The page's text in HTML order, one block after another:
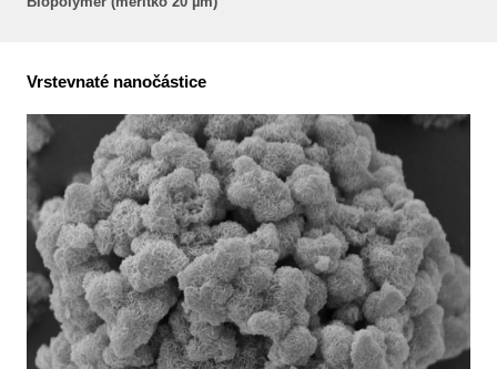
Vrstevnaté nanočástice